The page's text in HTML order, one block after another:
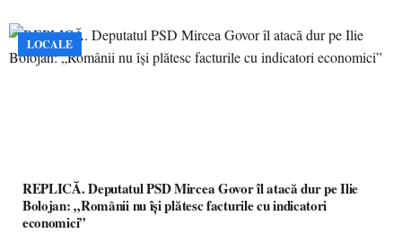
LOCALE
REPLICĂ. Deputatul PSD Mircea Govor îl atacă dur pe Ilie
Bolojan: „Românii nu își plătesc facturile cu indicatori
economici”